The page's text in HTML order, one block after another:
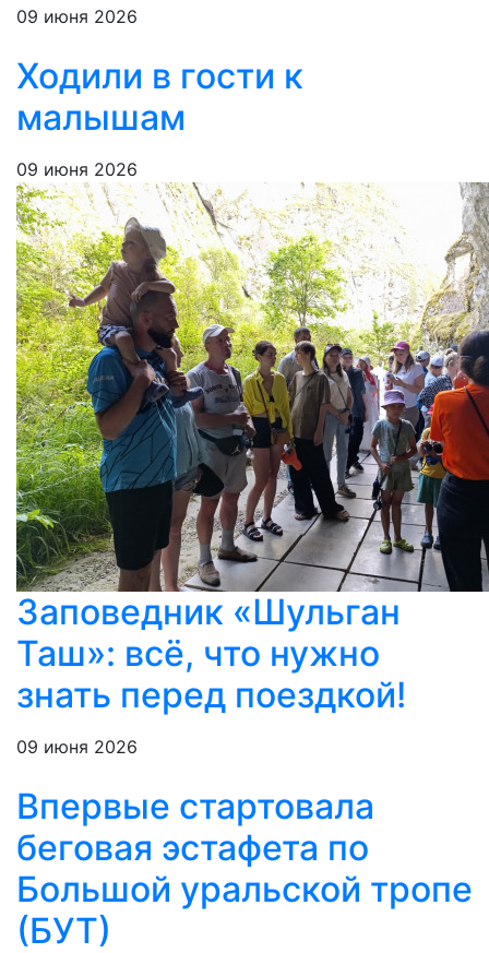
09 июня 2026
Ходили в гости к
малышам
09 июня 2026
Заповедник «Шульган
Таш»: всё, что нужно
знать перед поездкой!
09 июня 2026
Впервые стартовала
беговая эстафета по
Большой уральской тропе
(БУТ)